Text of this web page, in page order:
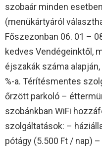
szobaár minden
(menükártyáról
Főszezonban 06. 01 –
kedves Vendégeinktől,
éjszakák száma
%-a. Térítésmentes
őrzött parkoló –
szobánkban WiFi
szolgáltatások: –
pótágy (5.500 Ft / nap)